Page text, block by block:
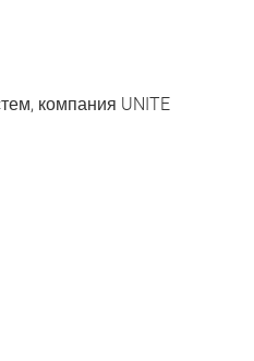
компания UNITE